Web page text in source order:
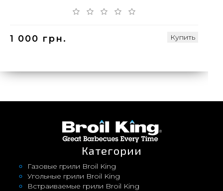
1 000 грн. Купить
Категории
Газовые грили Broil King
Угольные грили Broil King
Встраиваемые грили Broil King